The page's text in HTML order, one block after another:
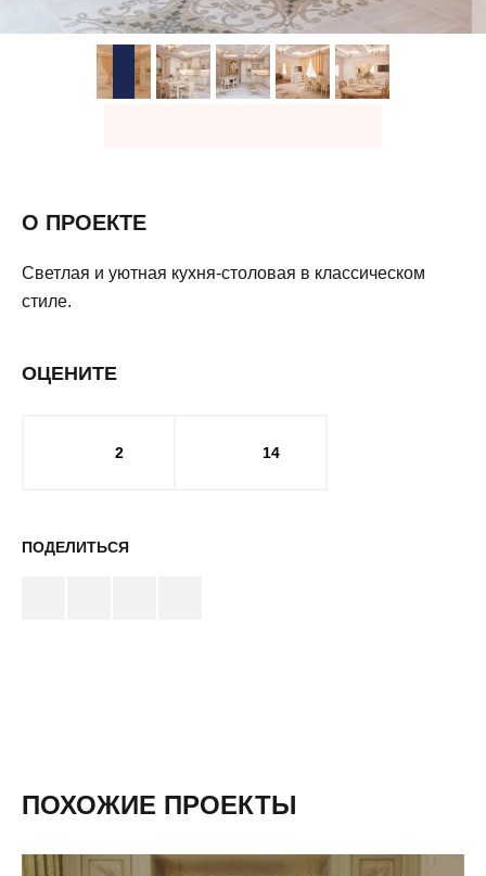
О ПРОЕКТЕ
Светлая и уютная кухня-столовая в классическом
стиле.
ОЦЕНИТЕ
2 14
ПОДЕЛИТЬСЯ
ПОХОЖИЕ ПРОЕКТЫ